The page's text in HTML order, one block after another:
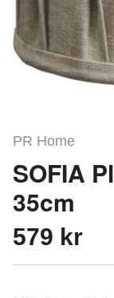
PR Home
SOFIA
35cm
579 kr